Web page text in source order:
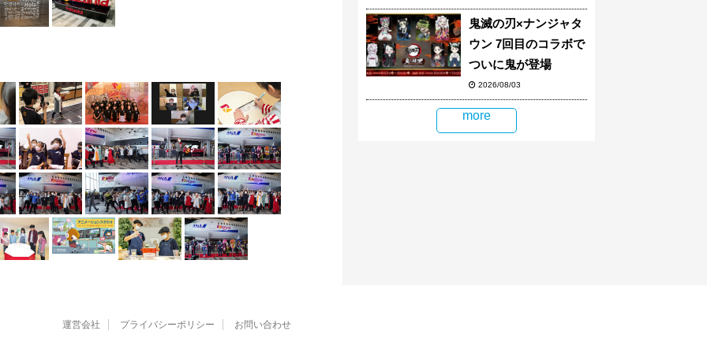
鬼滅の刃×ナンジャタ
ウン 7回目のコラボで
ついに鬼が登場
2026/08/03
more
運営会社 プライバシーポリシー お問い合わせ